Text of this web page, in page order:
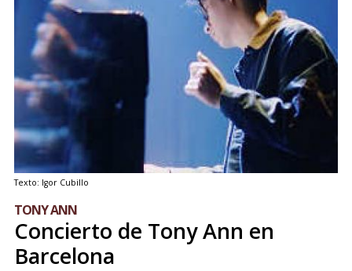
Texto: Igor Cubillo
TONY ANN
Concierto de Tony Ann en
Barcelona